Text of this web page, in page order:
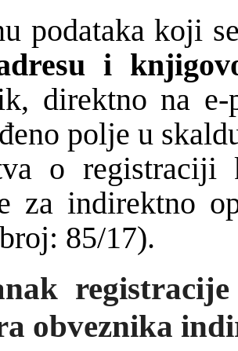
podataka koji
i
direktno na e-
polje u
o registraciji
za indirektno
85/17).
obveznika